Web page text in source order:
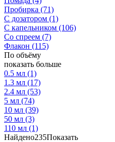
Пробирка (71)
С дозатором (1)
С капельником (106)
Со спреем (7)
Флакон (115)
По объёму
показать больше
0.5 мл (1)
1.3 мл (17)
2.4 мл (53)
5 мл (74)
10 мл (39)
50 мл (3)
110 мл (1)
Найдено235Показать